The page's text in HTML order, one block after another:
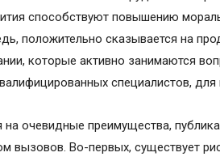
способствуют повышению
положительно сказывается на
которые активно занимаются
специалистов,
очевидные преимущества,
вызовов. Во-первых, существует